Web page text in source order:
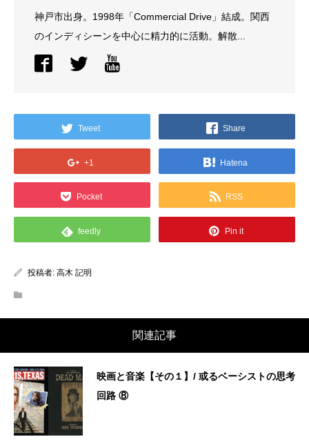
神戸市出身。1998年「Commercial Drive」結成。関西
のインディシーンを中心に精力的に活動。解散...
Tweet Share
+1 Hatena
Pocket RSS
feedly Pin it
投稿者: 高木 記明
関連記事
映画と音楽【その１】/ 或るベーシストの思考
回路 ⑧